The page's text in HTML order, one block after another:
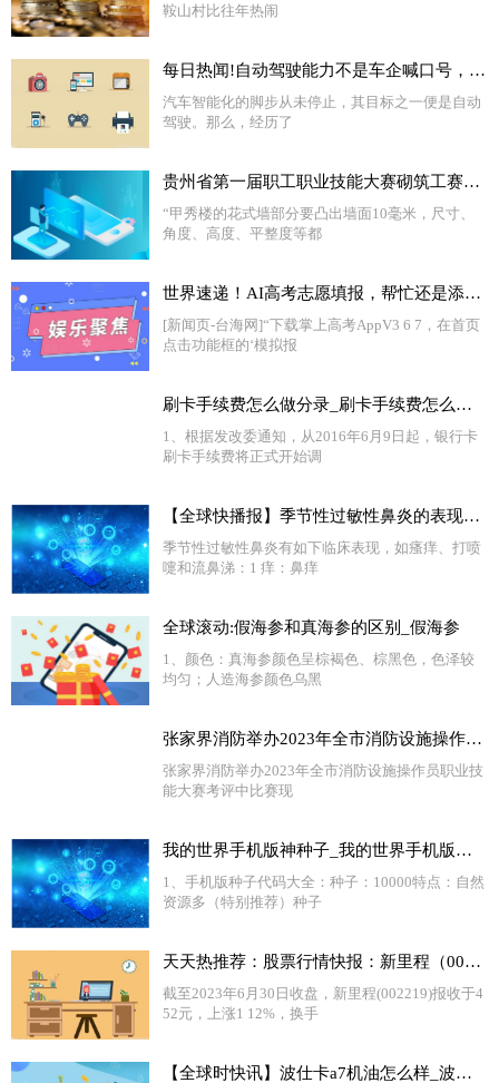
鞍山村比往年热闹
每日热闻!自动驾驶能力不是车企喊口号，奔驰L3级的国际认证比特斯拉还早
汽车智能化的脚步从未停止，其目标之一便是自动
驾驶。那么，经历了
贵州省第一届职工职业技能大赛砌筑工赛项一等奖获得者杨林：脑海里装着每一块砖的精准定位|今日报
“甲秀楼的花式墙部分要凸出墙面10毫米，尺寸、
角度、高度、平整度等都
世界速递！AI高考志愿填报，帮忙还是添乱？
[新闻页-台海网]“下载掌上高考AppV3 6 7，在首页
点击功能框的‘模拟报
刷卡手续费怎么做分录_刷卡手续费怎么算|环球热闻
1、根据发改委通知，从2016年6月9日起，银行卡
刷卡手续费将正式开始调
【全球快播报】季节性过敏性鼻炎的表现有哪些_季节性过敏性鼻炎的表现
季节性过敏性鼻炎有如下临床表现，如瘙痒、打喷
嚏和流鼻涕：1 痒：鼻痒
全球滚动:假海参和真海参的区别_假海参
1、颜色：真海参颜色呈棕褐色、棕黑色，色泽较
均匀；人造海参颜色乌黑
张家界消防举办2023年全市消防设施操作员职业技能大赛 天天视点
张家界消防举办2023年全市消防设施操作员职业技
能大赛考评中比赛现
我的世界手机版神种子_我的世界手机版种子 天天短讯
1、手机版种子代码大全：种子：10000特点：自然
资源多（特别推荐）种子
天天热推荐：股票行情快报：新里程（002219）6月30日主力资金净卖出670.50万元
截至2023年6月30日收盘，新里程(002219)报收于4
52元，上涨1 12%，换手
【全球时快讯】波仕卡a7机油怎么样_波仕卡机油质量怎么样